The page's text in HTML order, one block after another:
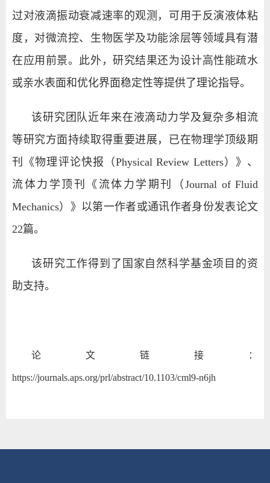
过对液滴振动衰减速率的观测，可用于反演液体粘
度，对微流控、生物医学及功能涂层等领域具有潜
在应用前景。此外，研究结果还为设计高性能疏水
或亲水表面和优化界面稳定性等提供了理论指导。
该研究团队近年来在液滴动力学及复杂多相流
等研究方面持续取得重要进展，已在物理学顶级期
刊《物理评论快报（Physical Review Letters）》、
流体力学顶刊《流体力学期刊（Journal of Fluid
Mechanics）》以第一作者或通讯作者身份发表论文
22篇。
该研究工作得到了国家自然科学基金项目的资
助支持。
论文链接：
https://journals.aps.org/prl/abstract/10.1103/cml9-n6jh